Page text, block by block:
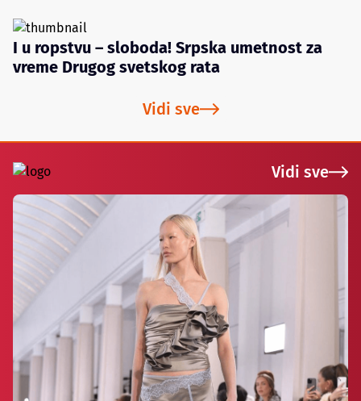
I u ropstvu – sloboda! Srpska umetnost za
vreme Drugog svetskog rata
Vidi sve
Vidi sve